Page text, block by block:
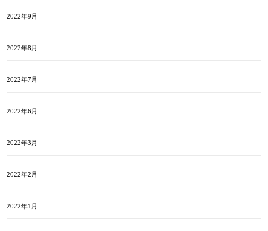
2022年9月
2022年8月
2022年7月
2022年6月
2022年3月
2022年2月
2022年1月